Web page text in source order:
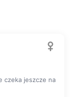
czeka jeszcze na